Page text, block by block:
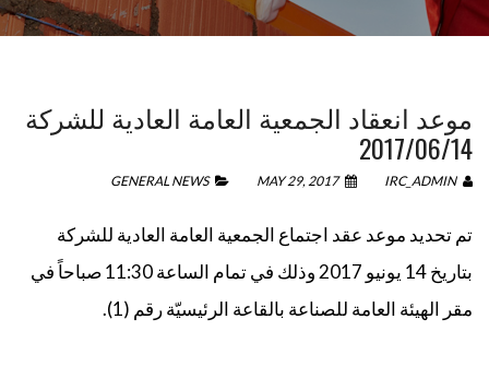
موعد انعقاد الجمعية العامة العادية للشركة
2017/06/14
IRC_ADMIN
MAY 29, 2017
GENERAL NEWS
تم تحديد موعد عقد اجتماع الجمعية العامة العادية للشركة
بتاريخ 14 يونيو 2017 وذلك في تمام الساعة 11:30 صباحاً في
مقر الهيئة العامة للصناعة بالقاعة الرئيسيّة رقم (1).